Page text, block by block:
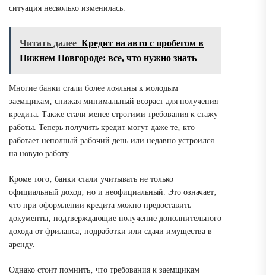
ситуация несколько изменилась.
Читать далее Кредит на авто с пробегом в
Нижнем Новгороде: все, что нужно знать
Многие банки стали более лояльны к молодым
заемщикам‚ снижая минимальный возраст для получения
кредита. Также стали менее строгими требования к стажу
работы. Теперь получить кредит могут даже те‚ кто
работает неполный рабочий день или недавно устроился
на новую работу.
Кроме того‚ банки стали учитывать не только
официальный доход‚ но и неофициальный. Это означает‚
что при оформлении кредита можно предоставить
документы‚ подтверждающие получение дополнительного
дохода от фриланса‚ подработки или сдачи имущества в
аренду.
Однако стоит помнить‚ что требования к заемщикам